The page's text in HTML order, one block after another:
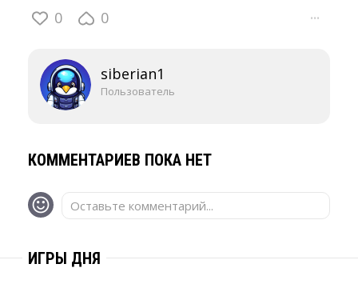
0 0 ···
siberian1
Пользователь
КОММЕНТАРИЕВ ПОКА НЕТ
Оставьте комментарий...
ИГРЫ ДНЯ